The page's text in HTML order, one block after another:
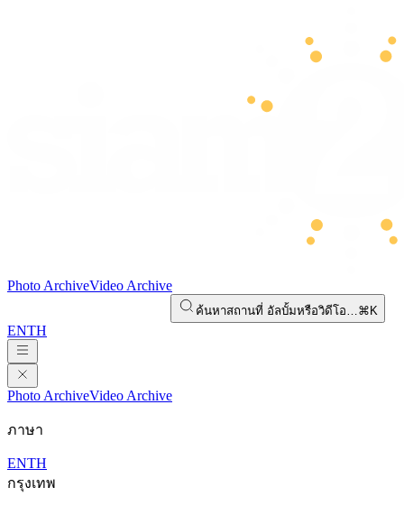
Photo ArchiveVideo Archive
ค้นหาสถานที่ อัลบั้มหรือวิดีโอ…⌘K
ENTH
Photo ArchiveVideo Archive
ภาษา
ENTH
กรุงเทพ